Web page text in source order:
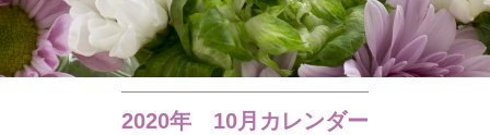
2020年 10月カレンダー